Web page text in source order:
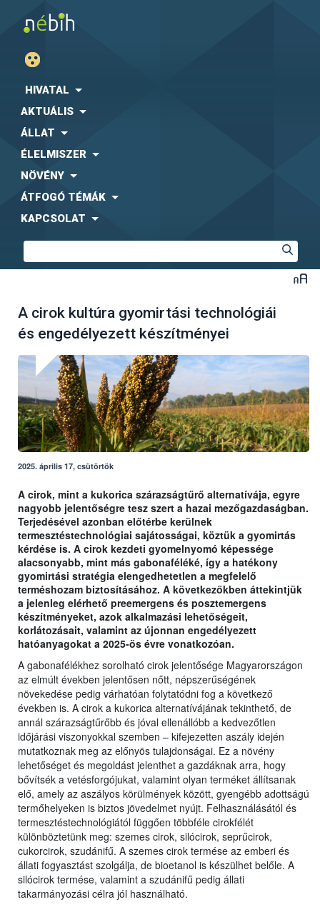
HIVATAL
AKTUÁLIS
ÁLLAT
ÉLELMISZER
NÖVÉNY
ÁTFOGÓ TÉMÁK
KAPCSOLAT
A cirok kultúra gyomirtási technológiái
és engedélyezett készítményei
2025. április 17, csütörtök
A cirok, mint a kukorica szárazságtűrő alternatívája, egyre
nagyobb jelentőségre tesz szert a hazai mezőgazdaságban.
Terjedésével azonban előtérbe kerülnek
termesztéstechnológiai sajátosságai, köztük a gyomirtás
kérdése is. A cirok kezdeti gyomelnyomó képessége
alacsonyabb, mint más gabonaféléké, így a hatékony
gyomirtási stratégia elengedhetetlen a megfelelő
terméshozam biztosításához. A következőkben áttekintjük
a jelenleg elérhető preemergens és posztemergens
készítményeket, azok alkalmazási lehetőségeit,
korlátozásait, valamint az újonnan engedélyezett
hatóanyagokat a 2025-ös évre vonatkozóan.
A gabonafélékhez sorolható cirok jelentősége Magyarországon
az elmúlt években jelentősen nőtt, népszerűségének
növekedése pedig várhatóan folytatódni fog a következő
években is. A cirok a kukorica alternatívájának tekinthető, de
annál szárazságtűrőbb és jóval ellenállóbb a kedvezőtlen
időjárási viszonyokkal szemben – kifejezetten aszály idején
mutatkoznak meg az előnyös tulajdonságai. Ez a növény
lehetőséget és megoldást jelenthet a gazdáknak arra, hogy
bővítsék a vetésforgójukat, valamint olyan terméket állítsanak
elő, amely az aszályos körülmények között, gyengébb adottságú
termőhelyeken is biztos jövedelmet nyújt. Felhasználásától és
termesztéstechnológiától függően többféle cirokfélét
különböztetünk meg: szemes cirok, silócirok, seprűcirok,
cukorcirok, szudánifű. A szemes cirok termése az emberi és
állati fogyasztást szolgálja, de bioetanol is készülhet belőle. A
silócirok termése, valamint a szudánifű pedig állati
takarmányozási célra jól használható.